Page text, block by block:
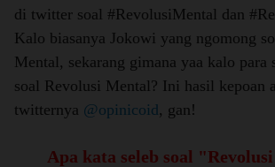
di twitter soal #RevolusiMental dan
Kalo biasanya Jokowi yang ngomong
Mental, sekarang gimana yaa kalo para
soal Revolusi Mental? Ini hasil kepoan
twitternya @opinicoid, gan!
Apa kata seleb soal